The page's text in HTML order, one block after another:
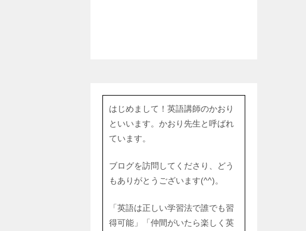
はじめまして！英語講師のかおり
といいます。かおり先生と呼ばれ
ています。
ブログを訪問してくださり、どう
もありがとうございます(^^)。
「英語は正しい学習法で誰でも習
得可能」「仲間がいたら楽しく英